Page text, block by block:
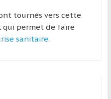
tournés vers cette
permet de faire
sanitaire.